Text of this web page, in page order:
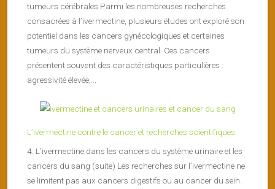
tumeurs cérébrales Parmi les nombreuses recherches
consacrées à l’ivermectine, plusieurs études ont exploré son
potentiel dans les cancers gynécologiques et certaines
tumeurs du système nerveux central. Ces cancers
présentent souvent des caractéristiques particulières :
agressivité élevée,...
L’ivermectine contre le cancer et recherches scientifiques
4. L’ivermectine dans les cancers du système urinaire et les
cancers du sang (suite) Les recherches sur l’ivermectine ne
se limitent pas aux cancers digestifs ou au cancer du sein.